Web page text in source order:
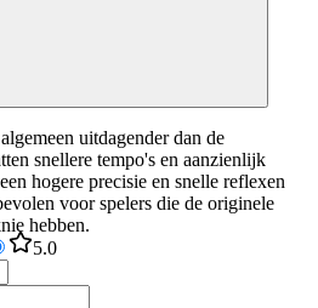
uitdagender dan de
snellere tempo's en aanzienlijk
hogere precisie en snelle reflexen
voor spelers die de originele
hebben.
5.0